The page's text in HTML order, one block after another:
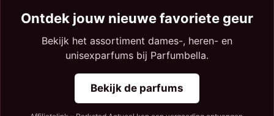
Ontdek jouw nieuwe favoriete geur
Bekijk het assortiment dames-, heren- en
unisexparfums bij Parfumbella.
Bekijk de parfums